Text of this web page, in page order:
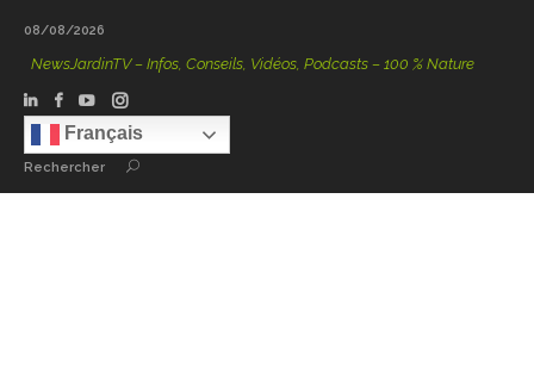
08/08/2026
NewsJardinTV – Infos, Conseils, Vidéos, Podcasts – 100 % Nature
Français
Rechercher